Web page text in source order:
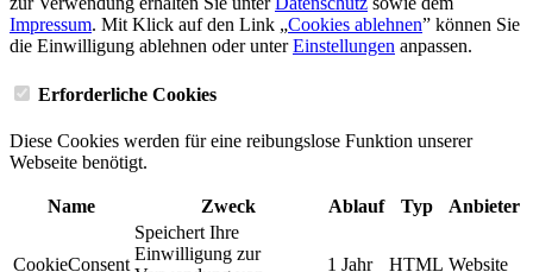
Impressum. Mit Klick auf den Link „Cookies ablehnen” können Sie
die Einwilligung ablehnen oder unterEinstellungen anpassen.
Erforderliche Cookies
Diese Cookies werden für eine reibungslose Funktion unserer
Webseite benötigt.
Name Zweck Ablauf Typ Anbieter
CookieConsent
Speichert Ihre
Einwilligung zur
1 Jahr HTML Website